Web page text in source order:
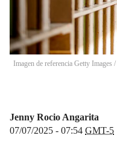
Imagen de referencia Getty Images /
Jenny Rocio Angarita
07/07/2025 - 07:54 GMT-5